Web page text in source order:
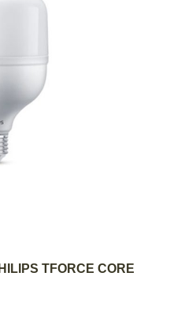
CARRITOTFORCE CORE